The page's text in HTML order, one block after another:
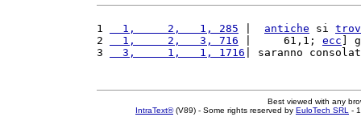
1
  1,     2,   1, 285
antiche si
2
  1,     2,   3, 716
|     61,1; ecc ]
3
  3,     1,   1, 1716
| saranno
Best viewed with any
IntraText®(V89) - Some rights reserved by EuloTech SRL -